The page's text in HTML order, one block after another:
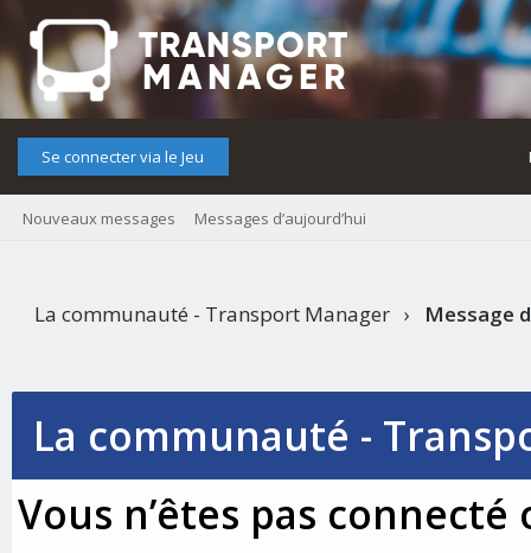
Se connecter via le Jeu
Nouveaux messages Messages d’aujourd’hui
La communauté - Transport Manager › Message
La communauté -
Vous n’êtes pas connecté